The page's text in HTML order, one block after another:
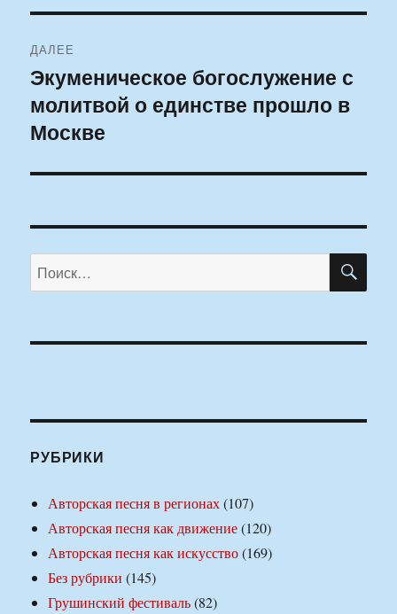
ДАЛЕЕ
Следующая
запись:
Экуменическое богослужение с
молитвой о единстве прошло в
Москве
Искать:
РУБРИКИ
Авторская песня в регионах(107)
Авторская песня как движение(120)
Авторская песня как искусство(169)
Без рубрики (145)
Грушинский фестиваль(82)